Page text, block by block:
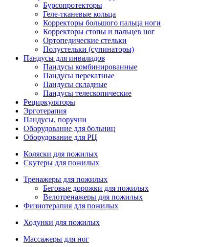
Бурсопротекторы
Геле-тканевые кольца
Корректоры большого пальца ноги
Корректоры стопы и пальцев ног
Ортопедические стельки
Полустельки (супинаторы)
Пандусы для инвалидов
Пандусы комбинированные
Пандусы перекатные
Пандусы складные
Пандусы телескопические
Рециркуляторы
Эрготерапия
Пандусы, поручни
Оборудование для больниц
Оборудование для РЦ
Коляски для пожилых
Скутеры для пожилых
Тренажеры для пожилых
Беговые дорожки для пожилых
Велотренажеры для пожилых
Физиотерапия для пожилых
Ходунки для пожилых
Массажеры для ног